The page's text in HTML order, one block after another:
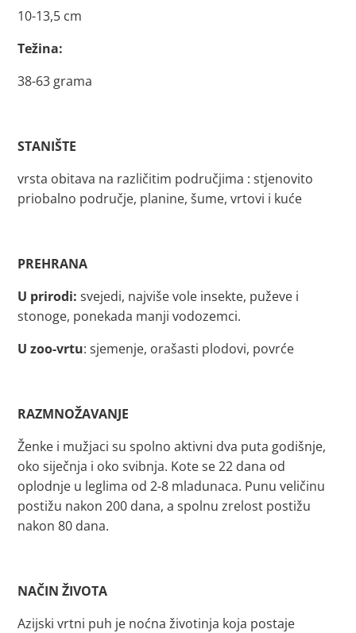
10-13,5 cm
Težina:
38-63 grama
STANIŠTE
vrsta obitava na različitim područjima : stjenovito
priobalno područje, planine, šume, vrtovi i kuće
PREHRANA
U prirodi: svejedi, najviše vole insekte, puževe i
stonoge, ponekada manji vodozemci.
U zoo-vrtu: sjemenje, orašasti plodovi, povrće
RAZMNOŽAVANJE
Ženke i mužjaci su spolno aktivni dva puta godišnje,
oko siječnja i oko svibnja. Kote se 22 dana od
oplodnje u leglima od 2-8 mladunaca. Punu veličinu
postižu nakon 200 dana, a spolnu zrelost postižu
nakon 80 dana.
NAČIN ŽIVOTA
Azijski vrtni puh je noćna životinja koja postaje